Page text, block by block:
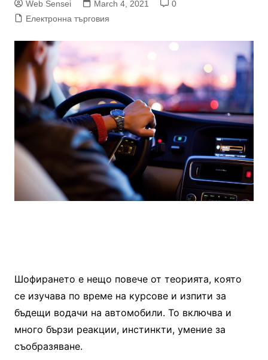
Web Sensei March 4, 2021
0
Електронна търговия
Шофирането е нещо повече от теорията, която
се изучава по време на курсове и изпити за
бъдещи водачи на автомобили. То включва и
много бързи реакции, инстинкти, умение за
съобразяване.